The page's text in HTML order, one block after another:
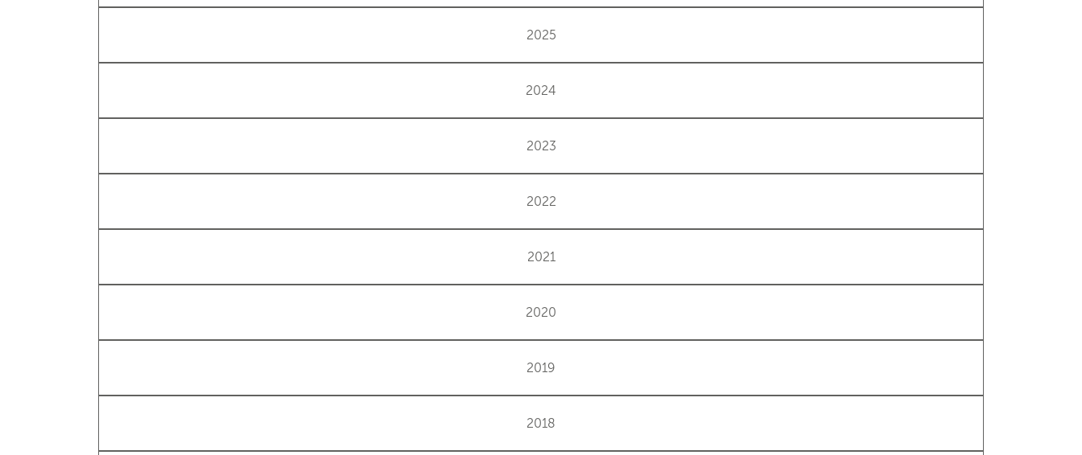
2025
2024
2023
2022
2021
2020
2019
2018